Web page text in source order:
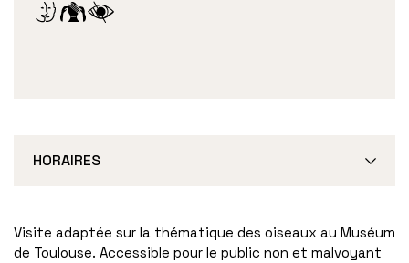
HORAIRES
Visite adaptée sur la thématique des oiseaux au Muséum
de Toulouse. Accessible pour le public non et malvoyant